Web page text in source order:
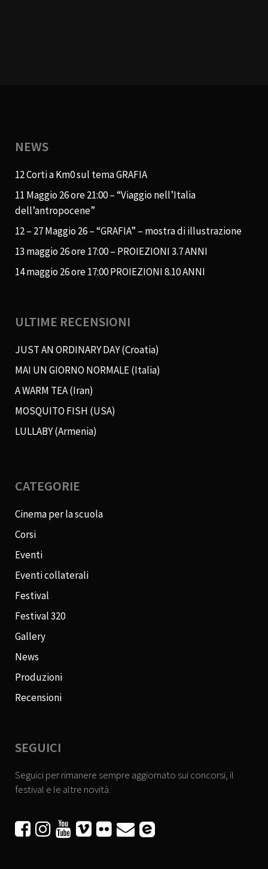
NEWS
12 Corti a Km0 sul tema GRAFIA
11 Maggio 26 ore 21:00 – “Viaggio nell’Italia
dell’antropocene”
12 – 27 Maggio 26 – “GRAFIA” – mostra di illustrazione
13 maggio 26 ore 17:00 – PROIEZIONI 3.7 ANNI
14 maggio 26 ore 17:00 PROIEZIONI 8.10 ANNI
ULTIME RECENSIONI
JUST AN ORDINARY DAY (Croatia)
MAI UN GIORNO NORMALE (Italia)
A WARM TEA (Iran)
MOSQUITO FISH (USA)
LULLABY (Armenia)
CATEGORIE
Cinema per la scuola
Corsi
Eventi
Eventi collaterali
Festival
Festival 320
Gallery
News
Produzioni
Recensioni
SEGUICI
Seguici per rimanere sempre aggiornato sui concorsi, il
festival e le altre novità.
     